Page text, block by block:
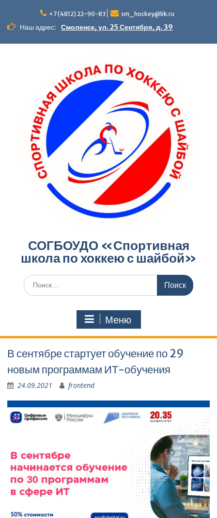
содержимому
+7 (4812) 22-90-83 sm_hockey@bk.ru
Наш адрес: Смоленск, ул. 25 Сентября, д. 39
СОГБОУДО «‎Спортивная
школа по хоккею с шайбой»‎
Поиск
по:
Меню
В сентябре стартует обучение по 29
новым программам ИТ-обучения
24.09.2021 frontend